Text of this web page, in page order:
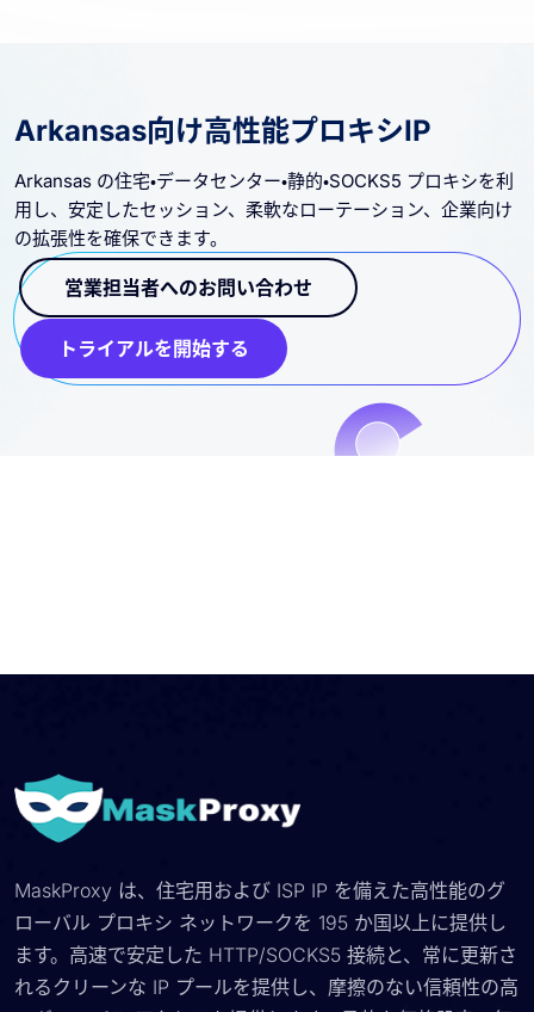
Arkansas向け高性能プロキシIP
Arkansas の住宅・データセンター・静的・SOCKS5 プロキシを利
用し、安定したセッション、柔軟なローテーション、企業向け
の拡張性を確保できます。
営業担当者へのお問い合わせ
トライアルを開始する
MaskProxy は、住宅用および ISP IP を備えた高性能のグ
ローバル プロキシ ネットワークを 195 か国以上に提供し
ます。高速で安定した HTTP/SOCKS5 接続と、常に更新さ
れるクリーンな IP プールを提供し、摩擦のない信頼性の高